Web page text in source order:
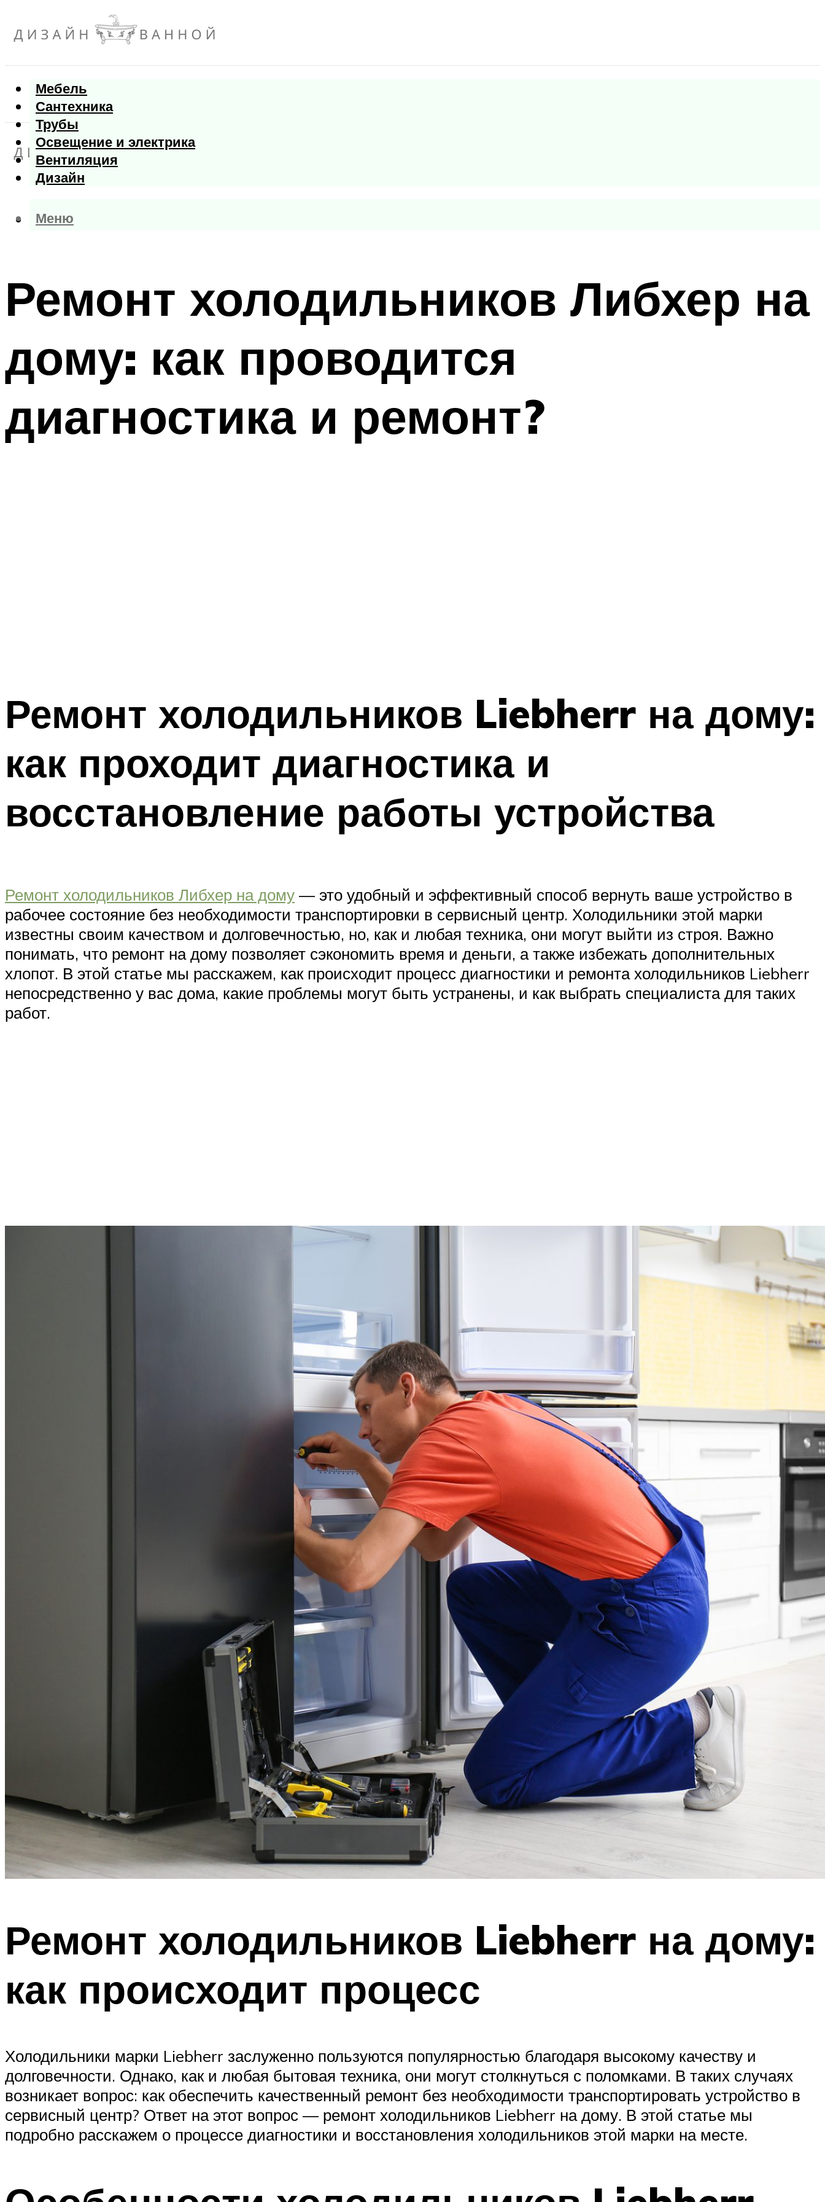
Мебель
Сантехника
Трубы
Освещение и электрика
Вентиляция
Дизайн
Меню
Меню
Ремонт холодильников Либхер на
дому: как проводится
диагностика и ремонт?
Ремонт холодильников Liebherr на дому:
как проходит диагностика и
восстановление работы устройства
Ремонт холодильников Либхер на дому — это удобный и эффективный способ вернуть ваше устройство в
рабочее состояние без необходимости транспортировки в сервисный центр. Холодильники этой марки
известны своим качеством и долговечностью, но, как и любая техника, они могут выйти из строя. Важно
понимать, что ремонт на дому позволяет сэкономить время и деньги, а также избежать дополнительных
хлопот. В этой статье мы расскажем, как происходит процесс диагностики и ремонта холодильников Liebherr
непосредственно у вас дома, какие проблемы могут быть устранены, и как выбрать специалиста для таких
работ.
Ремонт холодильников Liebherr на дому:
как происходит процесс
Холодильники марки Liebherr заслуженно пользуются популярностью благодаря высокому качеству и
долговечности. Однако, как и любая бытовая техника, они могут столкнуться с поломками. В таких случаях
возникает вопрос: как обеспечить качественный ремонт без необходимости транспортировать устройство в
сервисный центр? Ответ на этот вопрос — ремонт холодильников Liebherr на дому. В этой статье мы
подробно расскажем о процессе диагностики и восстановления холодильников этой марки на месте.